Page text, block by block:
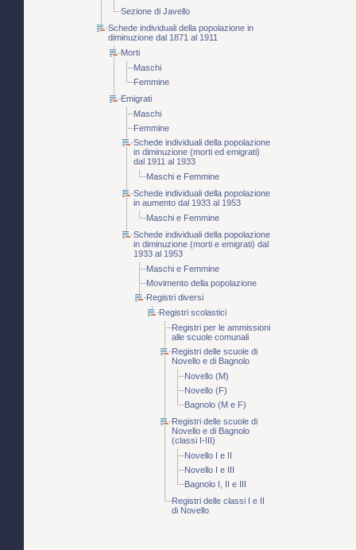
Sezione di Javello
Schede individuali della popolazione in
diminuzione dal 1871 al 1911
Morti
Maschi
Femmine
Emigrati
Maschi
Femmine
Schede individuali della popolazione
in diminuzione (morti ed emigrati)
dal 1911 al 1933
Maschi e Femmine
Schede individuali della popolazione
in aumento dal 1933 al 1953
Maschi e Femmine
Schede individuali della popolazione
in diminuzione (morti e emigrati) dal
1933 al 1953
Maschi e Femmine
Movimento della popolazione
Registri diversi
Registri scolastici
Registri per le ammissioni
alle scuole comunali
Registri delle scuole di
Novello e di Bagnolo
Novello (M)
Novello (F)
Bagnolo (M e F)
Registri delle scuole di
Novello e di Bagnolo
(classi I-III)
Novello I e II
Novello I e III
Bagnolo I, II e III
Registri delle classi I e II
di Novello